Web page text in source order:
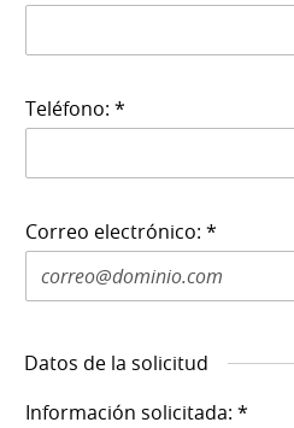
Teléfono: *
Correo electrónico: *
Datos de la solicitud
Información solicitada: *